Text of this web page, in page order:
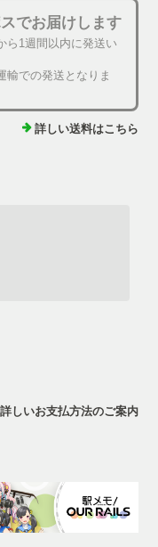
でお届けします
ら1週間以内に発送い
輸での発送となりま
詳しい送料はこちら
詳しいお支払方法のご案内